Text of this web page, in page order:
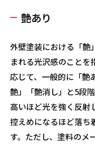
艶あり
外壁塗装における「艶
まれる光沢感のことを
応じて、一般的に「艶
艶」「艶消し」と5段
高いほど光を強く反射
控えめになるほど落ち
す。ただし、塗料のメ